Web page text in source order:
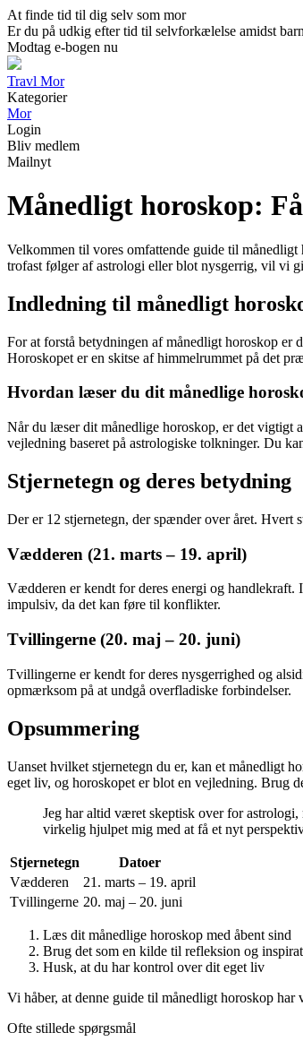
At finde tid til dig selv som mor
Er du på udkig efter tid til selvforkælelse amidst
Modtag e-bogen nu
Travl Mor
Kategorier
Mor
Login
Bliv medlem
Mailnyt
Månedligt horoskop:
Velkommen til vores omfattende guide til
trofast følger af astrologi eller blot nysgerrig, vil vi
Indledning til månedligt
For at forstå betydningen af ​​månedligt horoskop er
Horoskopet er en skitse af himmelrummet på det
Hvordan læser du dit månedlige
Når du læser dit månedlige horoskop, er det vigtigt
vejledning baseret på astrologiske tolkninger. Du
Stjernetegn og deres betydning
Der er 12 stjernetegn, der spænder over året. Hvert
Vædderen (21. marts – 19. april)
Vædderen er kendt for deres energi og
impulsiv, da det kan føre til konflikter.
Tvillingerne (20. maj – 20. juni)
Tvillingerne er kendt for deres nysgerrighed og
opmærksom på at undgå overfladiske forbindelser.
Opsummering
Uanset hvilket stjernetegn du er, kan et månedligt
eget liv, og horoskopet er blot en vejledning. Brug
Jeg har altid været skeptisk over for
virkelig hjulpet mig med at få et nyt
Stjernetegn
Datoer
Vædderen
21. marts – 19. april
Tvillingerne 20. maj – 20. juni
Læs dit månedlige horoskop med åbent sind
Brug det som en kilde til refleksion og
Husk, at du har kontrol over dit eget liv
Vi håber, at denne guide til månedligt horoskop
Ofte stillede spørgsmål